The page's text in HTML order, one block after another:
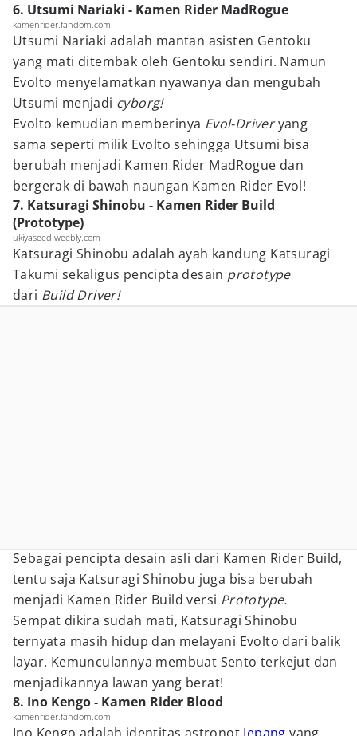
6. Utsumi Nariaki - Kamen Rider MadRogue
kamenrider.fandom.com
Utsumi Nariaki adalah mantan asisten Gentoku
yang mati ditembak oleh Gentoku sendiri. Namun
Evolto menyelamatkan nyawanya dan mengubah
Utsumi menjadi cyborg!
Evolto kemudian memberinya Evol-Driveryang
sama seperti milik Evolto sehingga Utsumi bisa
berubah menjadi Kamen Rider MadRogue dan
bergerak di bawah naungan Kamen Rider Evol!
7. Katsuragi Shinobu - Kamen Rider Build
(Prototype)
ukiyaseed.weebly.com
Katsuragi Shinobu adalah ayah kandung Katsuragi
Takumi sekaligus pencipta desain prototype
dari Build Driver!
Sebagai pencipta desain asli dari Kamen Rider Build,
tentu saja Katsuragi Shinobu juga bisa berubah
menjadi Kamen Rider Build versi Prototype.
Sempat dikira sudah mati, Katsuragi Shinobu
ternyata masih hidup dan melayani Evolto dari balik
layar. Kemunculannya membuat Sento terkejut dan
menjadikannya lawan yang berat!
8. Ino Kengo - Kamen Rider Blood
kamenrider.fandom.com